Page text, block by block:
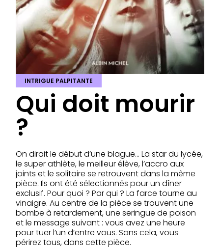
INTRIGUE PALPITANTE
Qui doit mourir
?
On dirait le début d’une blague… La star du lycée,
le super athlète, le meilleur élève, l’accro aux
joints et le solitaire se retrouvent dans la même
pièce. Ils ont été sélectionnés pour un dîner
exclusif. Pour quoi ? Par qui ? La farce tourne au
vinaigre. Au centre de la pièce se trouvent une
bombe à retardement, une seringue de poison
et le message suivant : vous avez une heure
pour tuer l’un d’entre vous. Sans cela, vous
périrez tous, dans cette pièce.